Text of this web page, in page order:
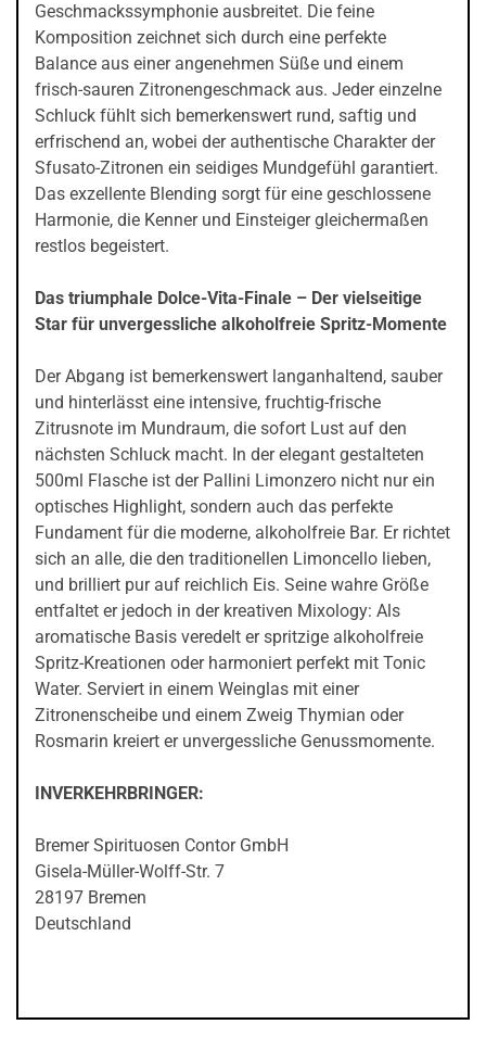
Geschmackssymphonie ausbreitet. Die feine
Komposition zeichnet sich durch eine perfekte
Balance aus einer angenehmen Süße und einem
frisch-sauren Zitronengeschmack aus. Jeder einzelne
Schluck fühlt sich bemerkenswert rund, saftig und
erfrischend an, wobei der authentische Charakter der
Sfusato-Zitronen ein seidiges Mundgefühl garantiert.
Das exzellente Blending sorgt für eine geschlossene
Harmonie, die Kenner und Einsteiger gleichermaßen
restlos begeistert.
Das triumphale Dolce-Vita-Finale – Der vielseitige
Star für unvergessliche alkoholfreie Spritz-Momente
Der Abgang ist bemerkenswert langanhaltend, sauber
und hinterlässt eine intensive, fruchtig-frische
Zitrusnote im Mundraum, die sofort Lust auf den
nächsten Schluck macht. In der elegant gestalteten
500ml Flasche ist der Pallini Limonzero nicht nur ein
optisches Highlight, sondern auch das perfekte
Fundament für die moderne, alkoholfreie Bar. Er richtet
sich an alle, die den traditionellen Limoncello lieben,
und brilliert pur auf reichlich Eis. Seine wahre Größe
entfaltet er jedoch in der kreativen Mixology: Als
aromatische Basis veredelt er spritzige alkoholfreie
Spritz-Kreationen oder harmoniert perfekt mit Tonic
Water. Serviert in einem Weinglas mit einer
Zitronenscheibe und einem Zweig Thymian oder
Rosmarin kreiert er unvergessliche Genussmomente.
INVERKEHRBRINGER:
Bremer Spirituosen Contor GmbH
Gisela-Müller-Wolff-Str. 7
28197 Bremen
Deutschland